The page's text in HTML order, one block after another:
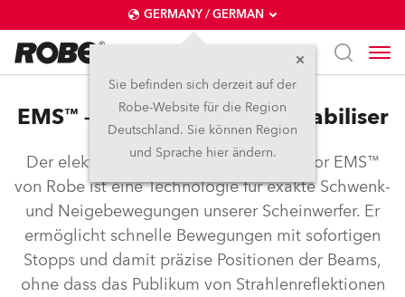
GERMANY / GERMAN
Sie befinden sich derzeit auf der
Robe-Website für die Region
Deutschland. Sie können Region
und Sprache hier ändern.
EMS™ – Electronic Motion Stabiliser
Der elektronische Bewegungsstabilisator EMS™
von Robe ist eine Technologie für exakte Schwenk-
und Neigebewegungen unserer Scheinwerfer. Er
ermöglicht schnelle Bewegungen mit sofortigen
Stopps und damit präzise Positionen der Beams,
ohne dass das Publikum von Strahlenreflektionen